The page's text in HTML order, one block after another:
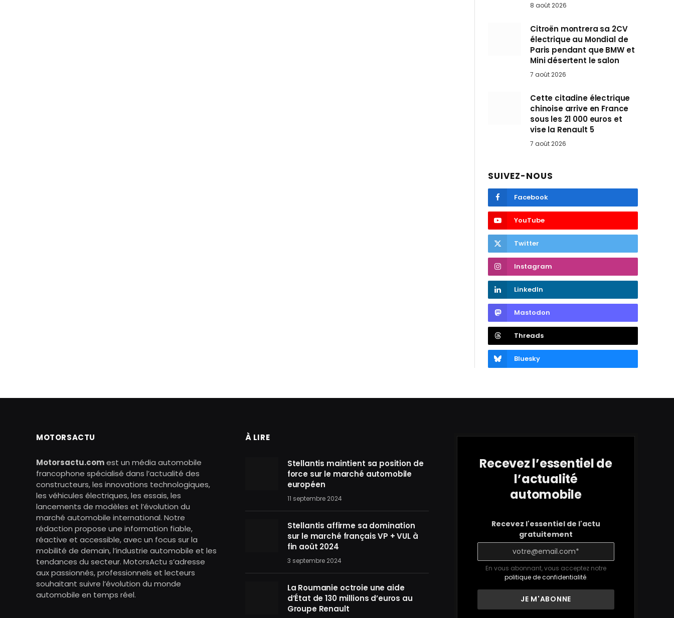
8 août 2026
Citroën montrera sa 2CV
électrique au Mondial de
Paris pendant que BMW et
Mini désertent le salon
7 août 2026
Cette citadine électrique
chinoise arrive en France
sous les 21 000 euros et
vise la Renault 5
7 août 2026
SUIVEZ-NOUS
Facebook
YouTube
Twitter
Instagram
LinkedIn
Mastodon
Threads
Bluesky
MOTORSACTU
Motorsactu.comest un média automobile
francophone spécialisé dans l’actualité des
constructeurs, les innovations technologiques,
les véhicules électriques, les essais, les
lancements de modèles et l’évolution du
marché automobile international. Notre
rédaction propose une information fiable,
réactive et accessible, avec un focus sur la
mobilité de demain, l’industrie automobile et les
tendances du secteur. MotorsActu s’adresse
aux passionnés, professionnels et lecteurs
souhaitant suivre l’évolution du monde
automobile en temps réel.
À LIRE
Stellantis maintient sa position de
force sur le marché automobile
européen
11 septembre 2024
Stellantis affirme sa domination
sur le marché français VP + VUL à
fin août 2024
3 septembre 2024
La Roumanie octroie une aide
d’État de 130 millions d’euros au
Groupe Renault
Recevez l’essentiel de
l’actualité
automobile
Recevez l'essentiel de l'actu
gratuitement
En vous abonnant, vous acceptez notre
politique de confidentialité.